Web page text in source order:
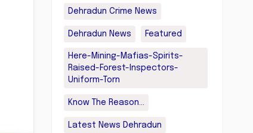
Dehradun Crime News
Dehradun News Featured
Here-Mining-Mafias-Spirits-
Raised-Forest-Inspectors-
Uniform-Torn
Know The Reason...
Latest News Dehradun